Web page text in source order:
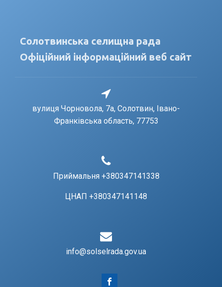
Солотвинська селищна рада
Офіційний інформаційний веб сайт
вулиця Чорновола, 7a, Солотвин, Івано-
Франківська область, 77753
Приймальня +380347141338
ЦНАП +380347141148
info@solselrada.gov.ua